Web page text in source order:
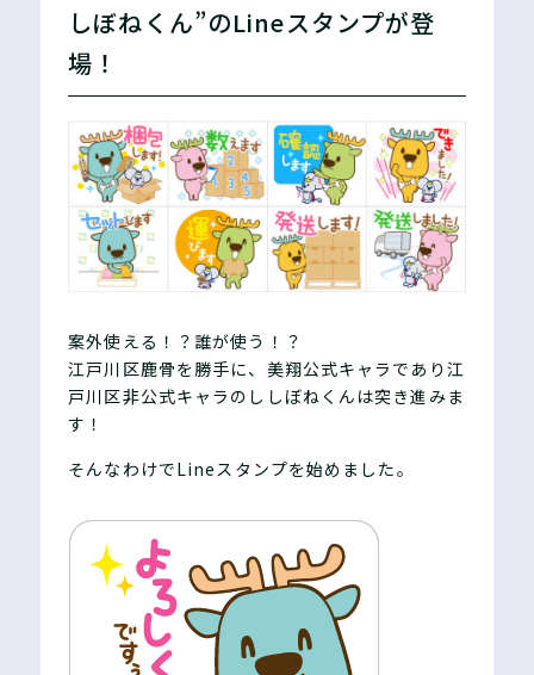
しぼねくん”のLineスタンプが登
場！
案外使える！？誰が使う！？
江戸川区鹿骨を勝手に、美翔公式キャラであり江
戸川区非公式キャラのししぼねくんは突き進みま
す！
そんなわけでLineスタンプを始めました。